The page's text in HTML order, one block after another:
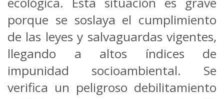
porque se soslaya el cumplimiento
de las leyes y salvaguardas vigentes,
llegando a altos índices de
impunidad socioambiental. Se
verifica un peligroso debilitamiento